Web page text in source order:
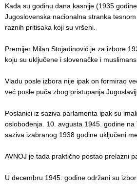
Kada su godinu dana kasnije (1935
Jugoslovenska nacionalna stranka
raznih pritisaka koji su vršeni.
Premijer Milan Stojadinović je za izbore
koju su uključene i slovenačke i
Vladu posle izbora nije ipak on formirao
već posle puča zbog pristupanja
Poslanici iz saziva parlamenta ipak su
oslobođenja. 10. avgusta 1945. godine na
saziva izabranog 1938 godine uključeni
AVNOJ je tada praktično postao prelazni
U decembru 1945. godine održani su